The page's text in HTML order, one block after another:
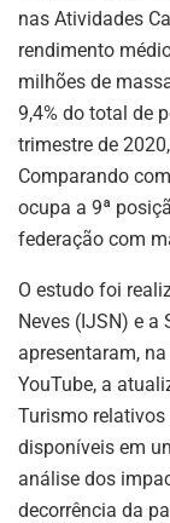
nas Atividades
rendimento
milhões de
9,4% do total de
trimestre de
Comparando
ocupa a 9ª
federação com
O estudo foi
Neves (IJSN) e a
apresentaram,
YouTube, a
Turismo relativos
disponíveis em
análise dos
decorrência da